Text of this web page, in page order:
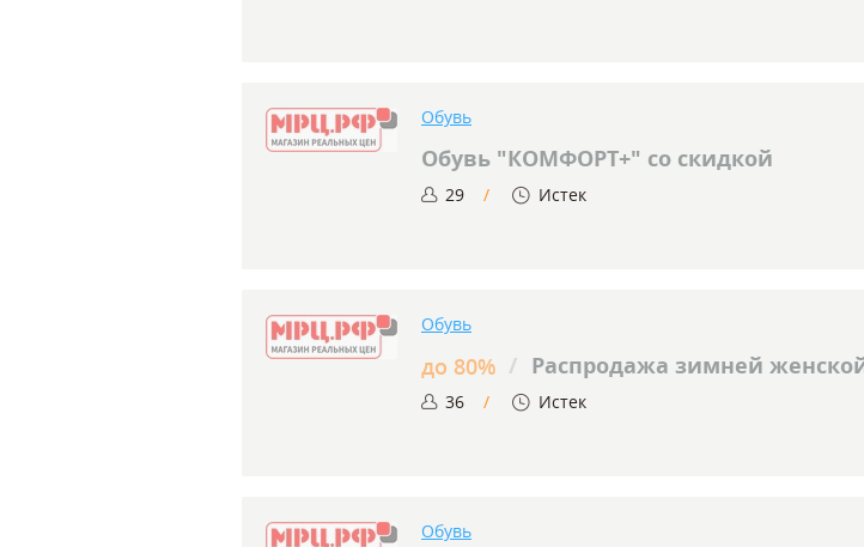
Обувь
Обувь "КОМФОРТ+" со скидкой
29 Истек
Обувь
до 80% / Распродажа зимней
36 Истек
Обувь